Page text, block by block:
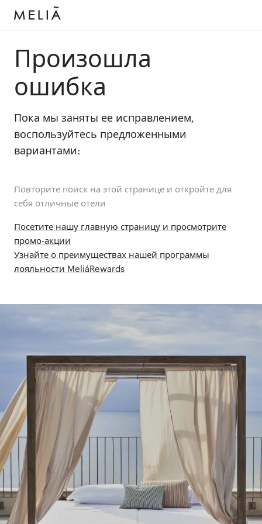
Произошла
ошибка
Пока мы заняты ее исправлением,
воспользуйтесь предложенными
вариантами:
Повторите поиск на этой странице и откройте для
себя отличные отели
Посетите нашу главную страницу и просмотрите
промо-акции
Узнайте о преимуществах нашей программы
лояльности MeliáRewards